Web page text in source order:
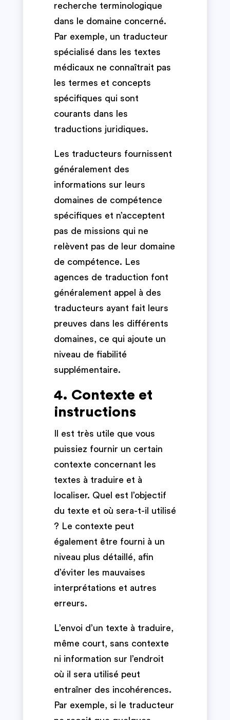
recherche terminologique
dans le domaine concerné.
Par exemple, un traducteur
spécialisé dans les textes
médicaux ne connaîtrait pas
les termes et concepts
spécifiques qui sont
courants dans les
traductions juridiques.
Les traducteurs fournissent
généralement des
informations sur leurs
domaines de compétence
spécifiques et n’acceptent
pas de missions qui ne
relèvent pas de leur domaine
de compétence. Les
agences de traduction font
généralement appel à des
traducteurs ayant fait leurs
preuves dans les différents
domaines, ce qui ajoute un
niveau de fiabilité
supplémentaire.
4. Contexte et
instructions
Il est très utile que vous
puissiez fournir un certain
contexte concernant les
textes à traduire et à
localiser. Quel est l’objectif
du texte et où sera-t-il utilisé
? Le contexte peut
également être fourni à un
niveau plus détaillé, afin
d’éviter les mauvaises
interprétations et autres
erreurs.
L’envoi d’un texte à traduire,
même court, sans contexte
ni information sur l’endroit
où il sera utilisé peut
entraîner des incohérences.
Par exemple, si le traducteur